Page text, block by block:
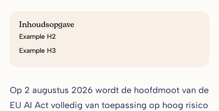
Inhoudsopgave
Example H2
Example H3
Op 2 augustus 2026 wordt de hoofdmoot van de
EU AI Act volledig van toepassing op hoog risico